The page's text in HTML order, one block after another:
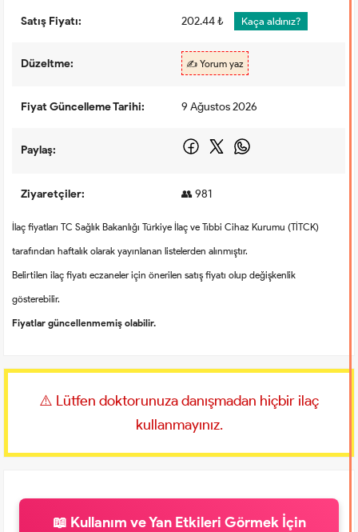
Satış Fiyatı: 202.44 ₺ Kaça aldınız?
Düzeltme: ✍️ Yorum yaz
Fiyat Güncelleme Tarihi: 9 Ağustos 2026
Paylaş:
Ziyaretçiler: 👥 981
İlaç fiyatları TC Sağlık Bakanlığı Türkiye İlaç ve Tıbbi Cihaz Kurumu (TİTCK)
tarafından haftalık olarak yayınlanan listelerden alınmıştır.
Belirtilen ilaç fiyatı eczaneler için önerilen satış fiyatı olup değişkenlik
gösterebilir.
Fiyatlar güncellenmemiş olabilir.
⚠️ Lütfen doktorunuza danışmadan hiçbir ilaç
kullanmayınız.
📖 Kullanım ve Yan Etkileri Görmek İçin